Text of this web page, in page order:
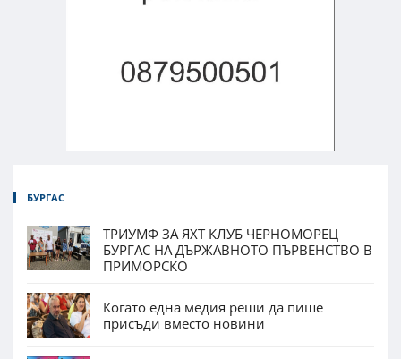
БУРГАС
ТРИУМФ ЗА ЯХТ КЛУБ ЧЕРНОМОРЕЦ
БУРГАС НА ДЪРЖАВНОТО ПЪРВЕНСТВО В
ПРИМОРСКО
Когато една медия реши да пише
присъди вместо новини